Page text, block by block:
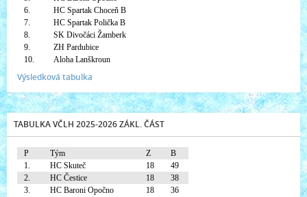
6.
HC Spartak Choceň B
7.
HC Spartak Polička B
8.
SK Divočáci Žamberk
9.
ZH Pardubice
10.
Aloha Lanškroun
Výsledková tabulka
TABULKA VČLH 2025-2026 ZÁKL. ČÁST
P Tým Z
B
1.
HC Skuteč 18
49
2.
HC Čestice 18
38
3.
HC Baroni Opočno 18
36